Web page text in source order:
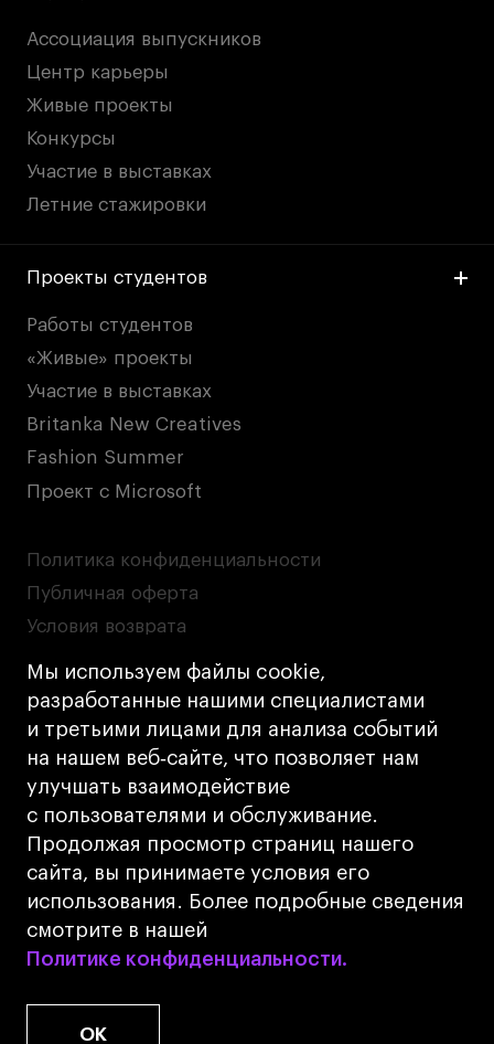
Мы используем файлы cookie,
разработанные нашими специалистами
и третьими лицами для анализа событий
на нашем веб‑сайте, что позволяет нам
улучшать взаимодействие
с пользователями и обслуживание.
Продолжая просмотр страниц нашего
сайта, вы принимаете условия его
использования. Более подробные сведения
смотрите в нашей
Политике конфиденциальности.
Политике конфиденциальности.
OK
Ассоциация выпускников
Центр карьеры
Живые проекты
Конкурсы
Участие в выставках
Летние стажировки
Проекты студентов
Работы студентов
«Живые» проекты
Участие в выставках
Britanka New Creatives
Fashion Summer
Проект с Microsoft
© 2026 БВШД
Политика конфиденциальности
Публичная оферта
Условия возврата
Кредит на образование с господдержкой
Лицензия на осуществление образовательной
деятельности АНО ВО «Универсальный
Университет»
Карта сайта
Дизайн
Разработка